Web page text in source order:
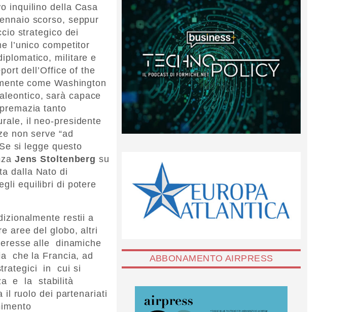
inquilino della Casa
scorso, seppur
strategico dei
l’unico competitor
militare e
dell’Office of the
come Washington
sarà capace
tanto
il neo-presidente
non serve “ad
si legge questo
Jens Stoltenberg su
dalla Nato di
equilibri di potere
restii a
aree del globo, altri
alle dinamiche
che la Francia, ad
in cui si
e la stabilità
il ruolo dei partenariati
ABBONAMENTO AIRPRESS